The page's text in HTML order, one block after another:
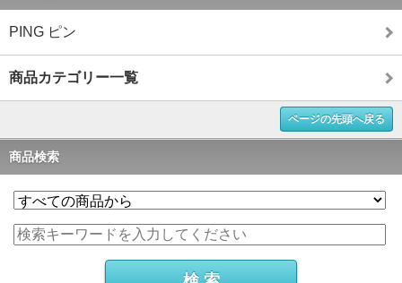
PING ピン
商品カテゴリー一覧
ページの先頭へ戻る
商品検索